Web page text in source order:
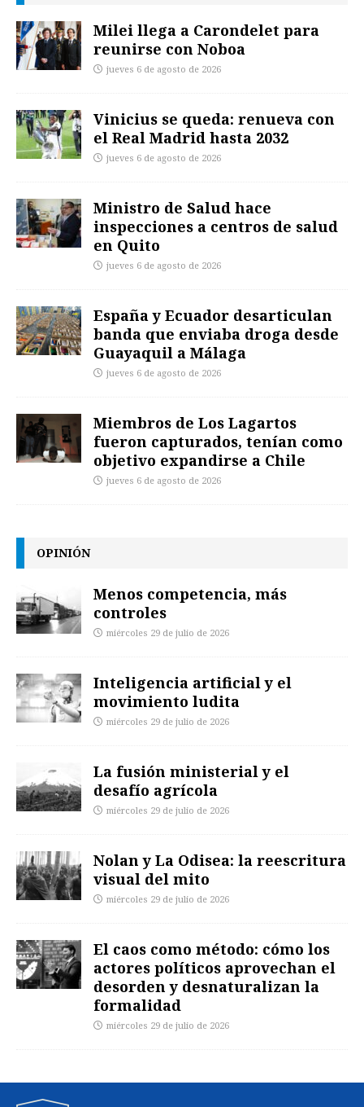
Milei llega a Carondelet para
reunirse con Noboa
jueves 6 de agosto de 2026
Vinicius se queda: renueva con
el Real Madrid hasta 2032
jueves 6 de agosto de 2026
Ministro de Salud hace
inspecciones a centros de salud
en Quito
jueves 6 de agosto de 2026
España y Ecuador desarticulan
banda que enviaba droga desde
Guayaquil a Málaga
jueves 6 de agosto de 2026
Miembros de Los Lagartos
fueron capturados, tenían como
objetivo expandirse a Chile
jueves 6 de agosto de 2026
OPINIÓN
Menos competencia, más
controles
miércoles 29 de julio de 2026
Inteligencia artificial y el
movimiento ludita
miércoles 29 de julio de 2026
La fusión ministerial y el
desafío agrícola
miércoles 29 de julio de 2026
Nolan y La Odisea: la reescritura
visual del mito
miércoles 29 de julio de 2026
El caos como método: cómo los
actores políticos aprovechan el
desorden y desnaturalizan la
formalidad
miércoles 29 de julio de 2026